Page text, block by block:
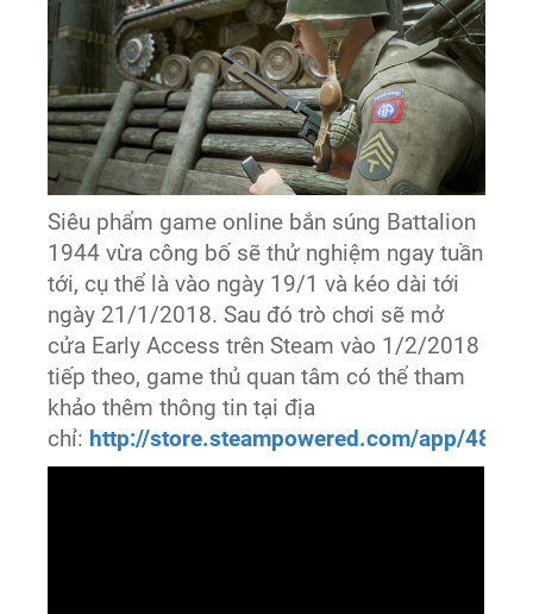
Siêu phẩm game online bắn súng Battalion
1944 vừa công bố sẽ thử nghiệm ngay tuần
tới, cụ thể là vào ngày 19/1 và kéo dài tới
ngày 21/1/2018. Sau đó trò chơi sẽ mở
cửa Early Access trên Steam vào 1/2/2018
tiếp theo, game thủ quan tâm có thể tham
khảo thêm thông tin tại địa
chỉ: http://store.steampowered.com/app/